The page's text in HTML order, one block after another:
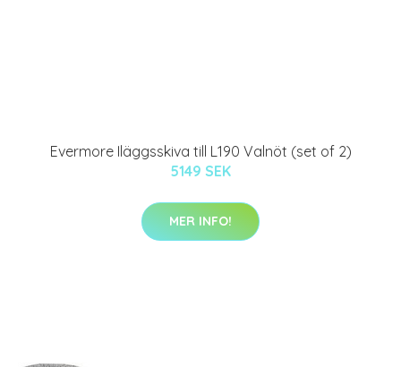
Evermore Iläggsskiva till L190 Valnöt (set of 2)
5149 SEK
MER INFO!